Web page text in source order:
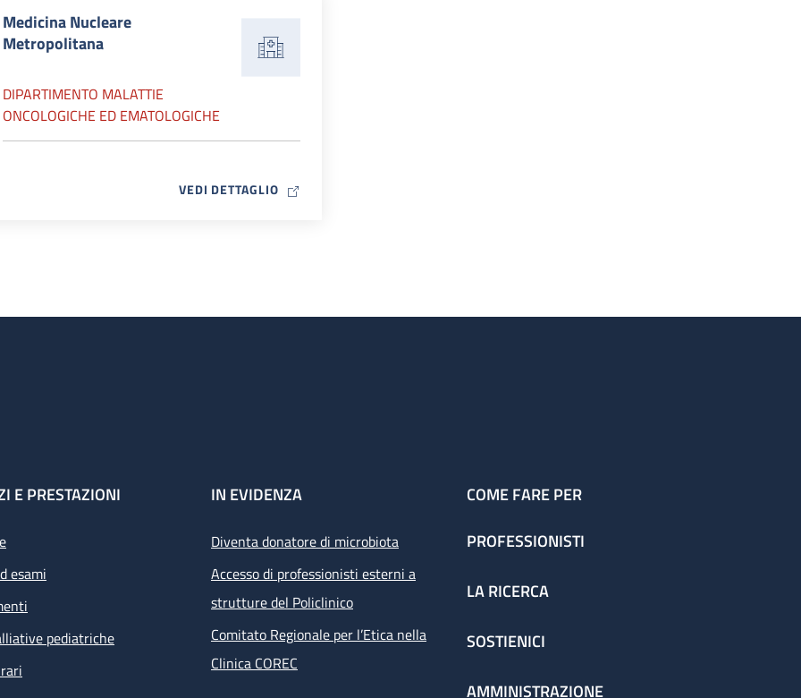
Medicina Nucleare
Metropolitana
DIPARTIMENTO MALATTIE
ONCOLOGICHE ED EMATOLOGICHE
VEDI DETTAGLIOMAP ICON
E PRESTAZIONI
esami
pediatriche
IN EVIDENZA
Diventa donatore di microbiota
Accesso di professionisti esterni a
strutture del Policlinico
Comitato Regionale per l’Etica nella
Clinica COREC
COME FARE PER
PROFESSIONISTI
LA RICERCA
SOSTIENICI
AMMINISTRAZIONE